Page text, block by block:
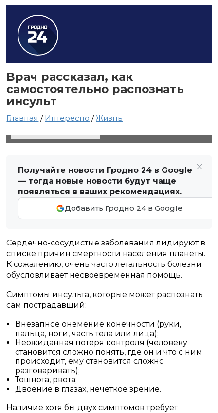
Врач рассказал, как
самостоятельно распознать
инсульт
Главная / Интересно /Жизнь
Получайте новости Гродно 24 в Google
— тогда новые новости будут чаще
появляться в ваших рекомендациях.
Добавить Гродно 24 в Google
Сердечно-сосудистые заболевания лидируют в
списке причин смертности населения планеты.
К сожалению, очень часто летальность болезни
обусловливает несвоевременная помощь.
Симптомы инсульта, которые может распознать
сам пострадавший:
Внезапное онемение конечности (руки,
пальца, ноги, часть тела или лица);
Неожиданная потеря контроля (человеку
становится сложно понять, где он и что с ним
происходит, ему становится сложно
разговаривать);
Тошнота, рвота;
Двоение в глазах, нечеткое зрение.
Наличие хотя бы двух симптомов требует